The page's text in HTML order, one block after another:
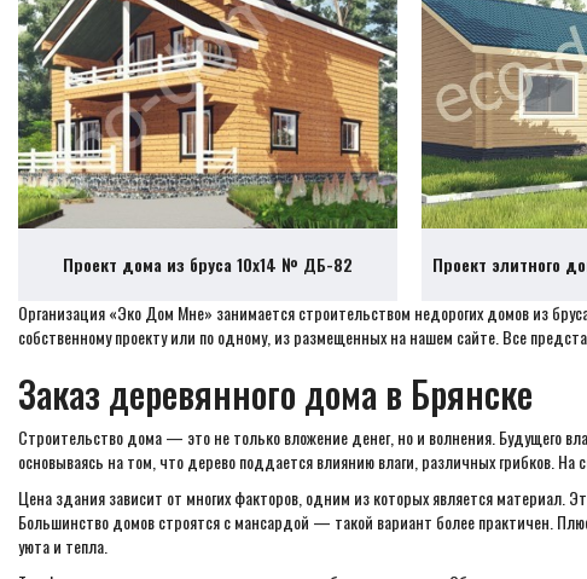
Проект дома из бруса 10х14 № ДБ-82
Проект элитного
Организация «Эко Дом Мне» занимается строительством недорогих домов из
собственному проекту или по одному, из размещенных на нашем сайте. Все
Заказ деревянного дома в Брянске
Строительство дома — это не только вложение денег, но и волнения. Будущего
основываясь на том, что дерево поддается влиянию влаги, различных грибков.
Цена здания зависит от многих факторов, одним из которых является материал.
Большинство домов строятся с мансардой — такой вариант более практичен.
уюта и тепла.